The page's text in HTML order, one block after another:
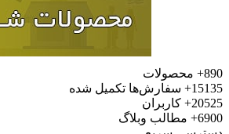
محصولات
سفارش‌ها تکمیل شده
کاربران
مطالب وبلاگ